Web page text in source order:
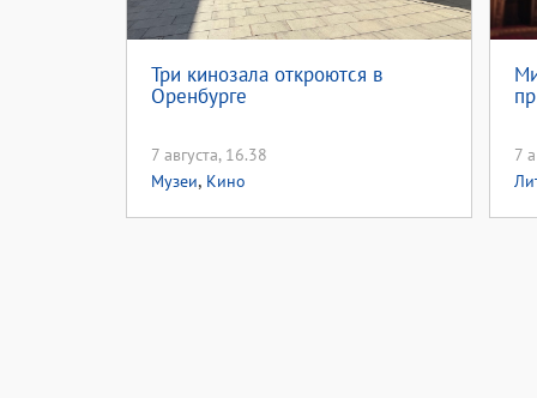
Три кинозала откроются в
Оренбурге
7 августа, 16.38
Музеи, Кино
7